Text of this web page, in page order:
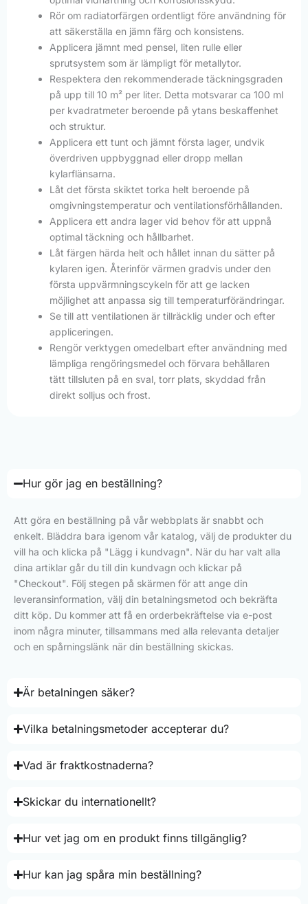
Rör om radiatorfärgen ordentligt före användning för
att säkerställa en jämn färg och konsistens.
Applicera jämnt med pensel, liten rulle eller
sprutsystem som är lämpligt för metallytor.
Respektera den rekommenderade täckningsgraden
på upp till 10 m² per liter. Detta motsvarar ca 100 ml
per kvadratmeter beroende på ytans beskaffenhet
och struktur.
Applicera ett tunt och jämnt första lager, undvik
överdriven uppbyggnad eller dropp mellan
kylarflänsarna.
Låt det första skiktet torka helt beroende på
omgivningstemperatur och ventilationsförhållanden.
Applicera ett andra lager vid behov för att uppnå
optimal täckning och hållbarhet.
Låt färgen härda helt och hållet innan du sätter på
kylaren igen. Återinför värmen gradvis under den
första uppvärmningscykeln för att ge lacken
möjlighet att anpassa sig till temperaturförändringar.
Se till att ventilationen är tillräcklig under och efter
appliceringen.
Rengör verktygen omedelbart efter användning med
lämpliga rengöringsmedel och förvara behållaren
tätt tillsluten på en sval, torr plats, skyddad från
direkt solljus och frost.
Hur gör jag en beställning?
Att göra en beställning på vår webbplats är snabbt och
enkelt. Bläddra bara igenom vår katalog, välj de produkter du
vill ha och klicka på "Lägg i kundvagn". När du har valt alla
dina artiklar går du till din kundvagn och klickar på
"Checkout". Följ stegen på skärmen för att ange din
leveransinformation, välj din betalningsmetod och bekräfta
ditt köp. Du kommer att få en orderbekräftelse via e-post
inom några minuter, tillsammans med alla relevanta detaljer
och en spårningslänk när din beställning skickas.
Är betalningen säker?
Vilka betalningsmetoder accepterar du?
Vad är fraktkostnaderna?
Skickar du internationellt?
Hur vet jag om en produkt finns tillgänglig?
Hur kan jag spåra min beställning?